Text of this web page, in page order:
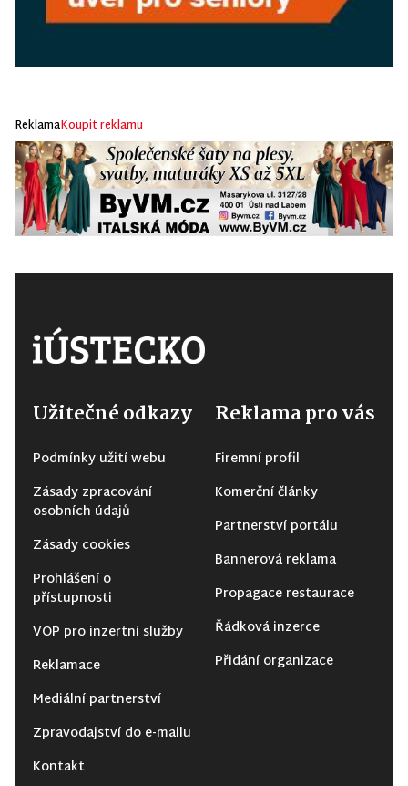
ReklamaKoupit reklamu
Užitečné odkazy
Podmínky užití webu
Zásady zpracování
osobních údajů
Zásady cookies
Prohlášení o
přístupnosti
VOP pro inzertní služby
Reklamace
Mediální partnerství
Zpravodajství do e-mailu
Kontakt
Reklama pro vás
Firemní profil
Komerční články
Partnerství portálu
Bannerová reklama
Propagace restaurace
Řádková inzerce
Přidání organizace